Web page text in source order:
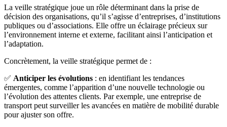
La veille stratégique joue un rôle déterminant dans la prise de
décision des organisations, qu’il s’agisse d’entreprises, d’institutions
publiques ou d’associations. Elle offre un éclairage précieux sur
l’environnement interne et externe, facilitant ainsi l’anticipation et
l’adaptation.
Concrètement, la veille stratégique permet de :
✅ Anticiper les évolutions : en identifiant les tendances
émergentes, comme l’apparition d’une nouvelle technologie ou
l’évolution des attentes clients. Par exemple, une entreprise de
transport peut surveiller les avancées en matière de mobilité durable
pour ajuster son offre.